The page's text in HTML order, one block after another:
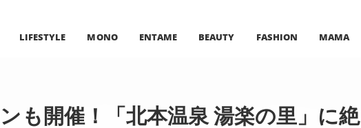
LIFESTYLE MONO ENTAME BEAUTY FASHION MAMA
も開催！「北本温泉 湯楽の里」に絶